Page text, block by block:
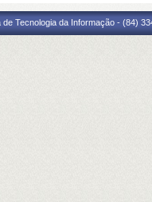
de Tecnologia da Informação - (84)